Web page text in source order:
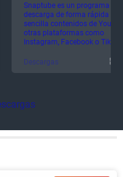
Snaptube es un programa que
descarga de forma rápida y
sencilla contenidos de
otras plataformas como
Instagram, Facebook o
Descargas